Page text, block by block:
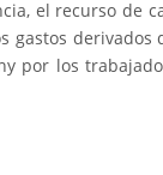
el recurso de
derivados
por los